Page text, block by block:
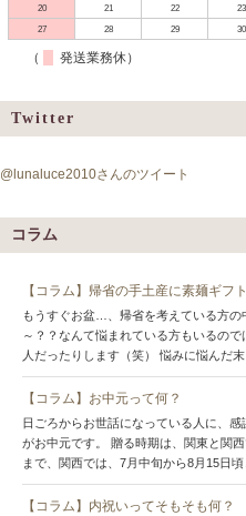
20
21 22 23
27
28 29 30
（ 発送業務休）
Twitter
@lunaluce2010さんのツイート
コラム
【コラム】帰省の手土産に素麺ギフ
もうすぐお盆…、帰省を考えている方の
～？？なんて悩まれている方もいるの
人だったりします（笑） 悩みに悩んだ
【コラム】お中元って何？
日ごろからお世話になっている人に、
がお中元です。 贈る時期は、関東と関
まで、関西では、7月中旬から8月15日
【コラム】内祝いってそもそも何？